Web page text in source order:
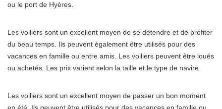
ou le port de Hyères.
Les voiliers sont un excellent moyen de se détendre et de profiter
du beau temps. Ils peuvent également être utilisés pour des
vacances en famille ou entre amis. Les voiliers peuvent être loués
ou achetés. Les prix varient selon la taille et le type de navire.
Les voiliers sont un excellent moyen de passer un bon moment